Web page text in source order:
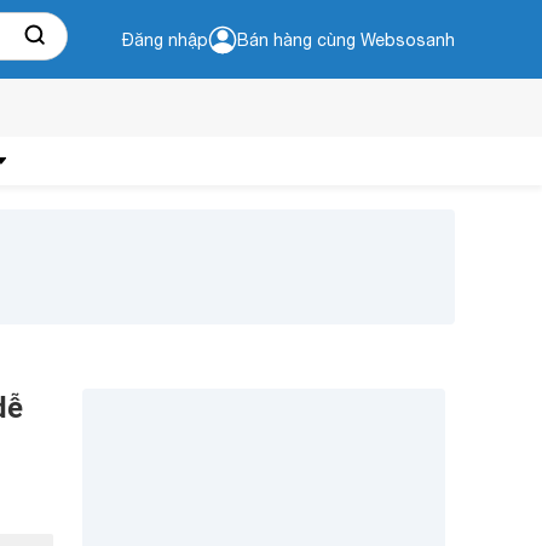
Đăng nhập Bán hàng cùng Websosanh